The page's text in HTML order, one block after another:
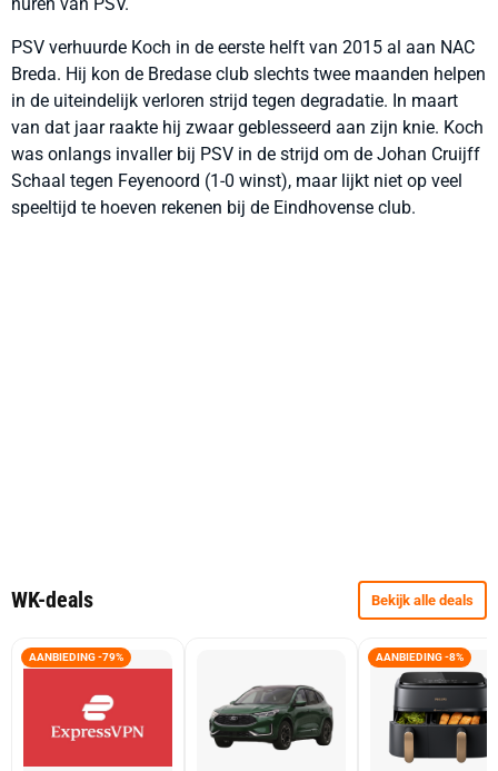
PSV verhuurde Koch in de eerste helft van 2015 al aan NAC
Breda. Hij kon de Bredase club slechts twee maanden helpen
in de uiteindelijk verloren strijd tegen degradatie. In maart
van dat jaar raakte hij zwaar geblesseerd aan zijn knie. Koch
was onlangs invaller bij PSV in de strijd om de Johan Cruijff
Schaal tegen Feyenoord (1-0 winst), maar lijkt niet op veel
speeltijd te hoeven rekenen bij de Eindhovense club.
WK-deals Bekijk alle deals
AANBIEDING -79% AANBIEDING -8%